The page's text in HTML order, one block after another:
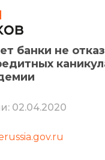
банки не
02.04.2020